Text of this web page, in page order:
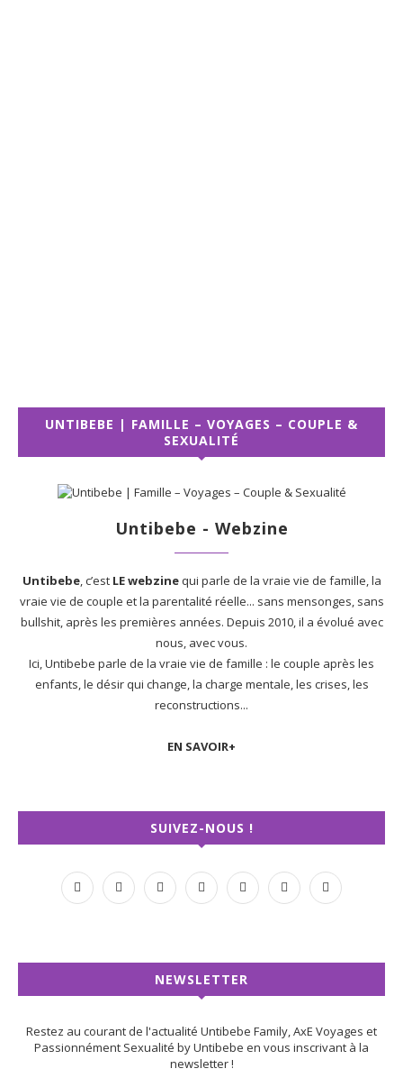
UNTIBEBE | FAMILLE – VOYAGES – COUPLE &
SEXUALITÉ
Untibebe - Webzine
Untibebe, c’est LE webzinequi parle de la vraie vie de famille, la
vraie vie de couple et la parentalité réelle... sans mensonges, sans
bullshit, après les premières années. Depuis 2010, il a évolué avec
nous, avec vous.
Ici, Untibebe parle de la vraie vie de famille : le couple après les
enfants, le désir qui change, la charge mentale, les crises, les
reconstructions...
EN SAVOIR+
SUIVEZ-NOUS !
NEWSLETTER
Restez au courant de l'actualité Untibebe Family, AxE Voyages et
Passionnément Sexualité by Untibebe en vous inscrivant à la
newsletter !